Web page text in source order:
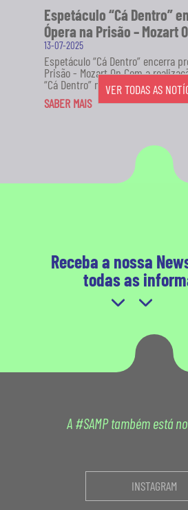
Espetáculo “Cá Dentro”
Ópera na Prisão – Mozart
13-07-2025
Espetáculo “Cá Dentro” encerra
Prisão - Mozart On Com a
“Cá Dentro” no...
SABER MAIS
VER TODAS AS
Receba a nossa
todas as
A #SAMP também está
INSTAGRAM